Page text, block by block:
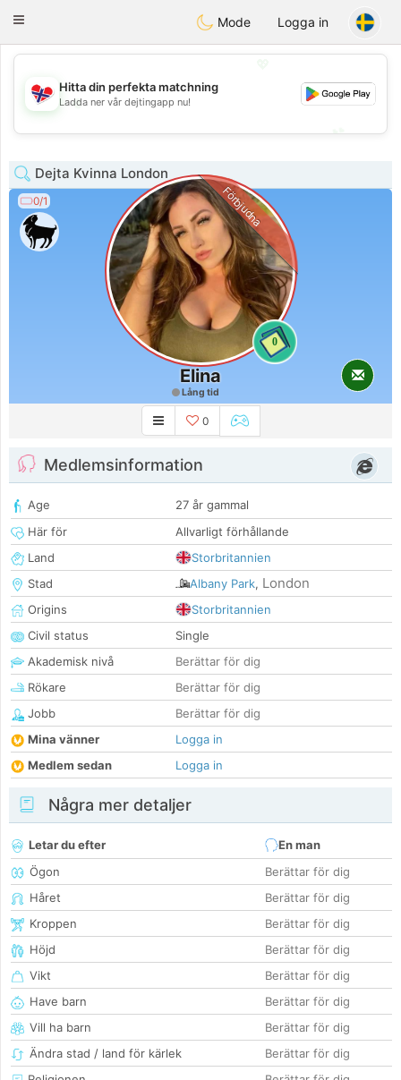
EkteNordmenn
Toggle
Mode Logga in
💖
💕
Hitta din perfekta matchning
Ladda ner vår dejtingapp nu!
Dejta Kvinna London
0/1
0
Förbjudna
Elina
Lång tid
0
Medlemsinformation
Age
27 år gammal
Här för
Allvarligt förhållande
Land
Storbritannien
Stad
Albany Park, London
Origins
Storbritannien
Civil status
Single
Akademisk nivå
Berättar för dig
Rökare
Berättar för dig
Jobb
Berättar för dig
Mina vänner
Logga in
Medlem sedan
Logga in
Några mer detaljer
Letar du efter
En man
Ögon
Berättar för dig
Håret
Berättar för dig
Kroppen
Berättar för dig
Höjd
Berättar för dig
Vikt
Berättar för dig
Have barn
Berättar för dig
Vill ha barn
Berättar för dig
Ändra stad / land för kärlek
Berättar för dig